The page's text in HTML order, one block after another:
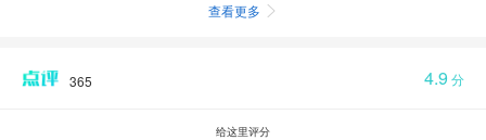
查看更多 
365 4.9 分
给这里评分